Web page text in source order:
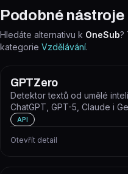
Podobné nástroje
Hledáte alternativu k OneSub?
kategorie Vzdělávání.
GPTZero
Detektor textů od umělé
ChatGPT, GPT-5, Claude i
API
Otevřít detail